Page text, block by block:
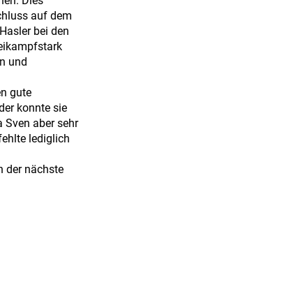
auf dem
bei den
und
gute
konnte sie
aber sehr
lediglich
der nächste